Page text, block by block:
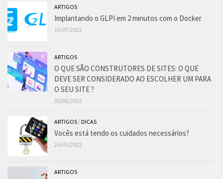
ARTIGOS
Implantando o GLPI em 2 minutos com o Docker
15/07/2022
ARTIGOS
O QUE SÃO CONSTRUTORES DE SITES: O QUE
DEVE SER CONSIDERADO AO ESCOLHER UM PARA
O SEU SITE ?
30/06/2022
ARTIGOS /DICAS
Vocês está tendo os cuidados necessários?
26/05/2022
ARTIGOS